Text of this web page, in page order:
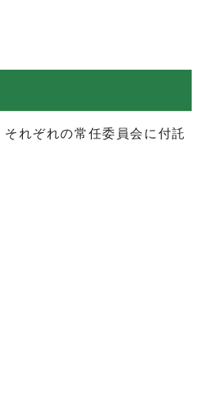
れぞれの常任委員会に付託